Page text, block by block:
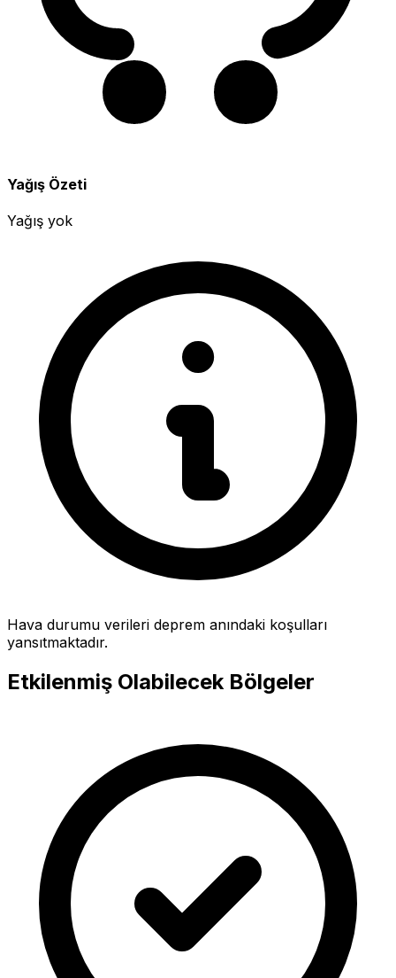
Yağış Özeti
Yağış yok
Hava durumu verileri deprem anındaki koşulları
yansıtmaktadır.
Etkilenmiş Olabilecek Bölgeler